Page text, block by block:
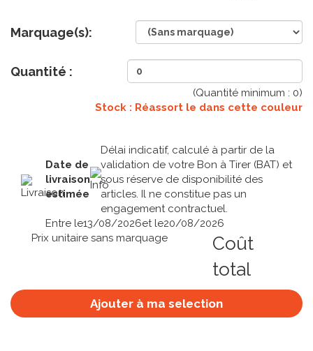
Marquage(s):
Quantité :
(Quantité minimum : 0)
Stock : Réassort le dans cette couleur
Date de
livraison
estimée
Délai indicatif, calculé à partir de la
validation de votre Bon à Tirer (BAT) et
sous réserve de disponibilité des
articles. Il ne constitue pas un
engagement contractuel.
Entre le13/08/2026et le20/08/2026
Prix unitaire sans marquage
Coût
total
Ajouter à ma selection